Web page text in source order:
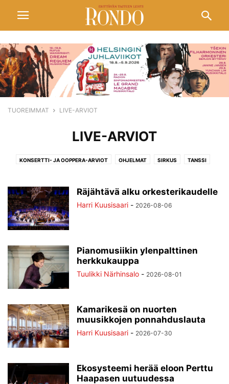
TUOREIMMAT LIVE-ARVIOT
LIVE-ARVIOT
KONSERTTI- JA OOPPERA-ARVIOT OHJELMAT SIRKUS TANSSI
Räjähtävä alku orkesterikaudelle
Harri Kuusisaari - 2026-08-06
Pianomusiikin ylenpalttinen
herkkukauppa
Tuulikki Närhinsalo - 2026-08-01
Kamarikesä on nuorten
muusikkojen ponnahduslauta
Harri Kuusisaari - 2026-07-30
Ekosysteemi herää eloon Perttu
Haapasen uutuudessa